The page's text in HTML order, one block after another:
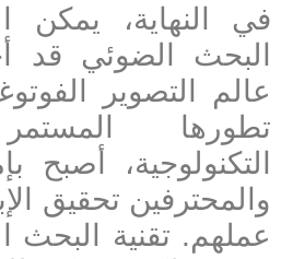
في النهاية، يمكن
البحث الضوئي قد
عالم التصوير
تطورها
التكنولوجية، أصبح
والمحترفين تحقيق
عملهم. تقنية البحث